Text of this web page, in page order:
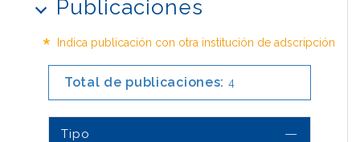
Publicaciones
* Indica publicación con otra institución de adscripción
Total de publicaciones: 4
Tipo